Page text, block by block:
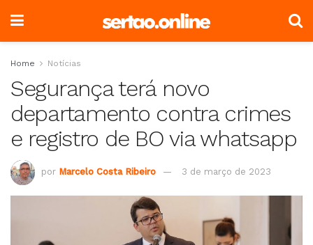
Home Notícias
Segurança terá novo
departamento contra crimes
e registro de BO via whatsapp
por Marcelo Costa Ribeiro 3 de março de 2023